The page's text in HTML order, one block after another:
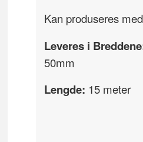
Kan produseres
Leveres i
50mm
Lengde: 15 meter